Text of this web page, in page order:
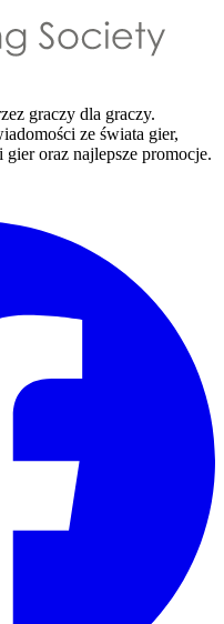
graczy dla graczy.
ze świata gier,
oraz najlepsze promocje.